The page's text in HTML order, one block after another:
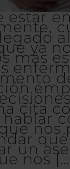
estar
ya
más
cita
nos
un
nos